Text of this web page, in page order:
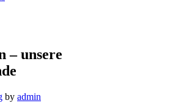
– unsere
by admin